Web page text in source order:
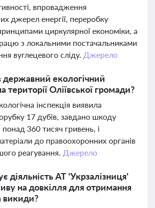
впровадження
джерел енергії, переробку
циркулярної економіки, а
з локальними постачальниками
вуглецевого сліду. Джерело
екологічний
території Оліївської громади?
інспекція виявила
17 дубів, завдано шкоду
360 тисяч гривень, і
до правоохоронних органів
реагування. Джерело
діяльність АТ 'Укрзалізниця'
на довкілля для отримання
викиди?